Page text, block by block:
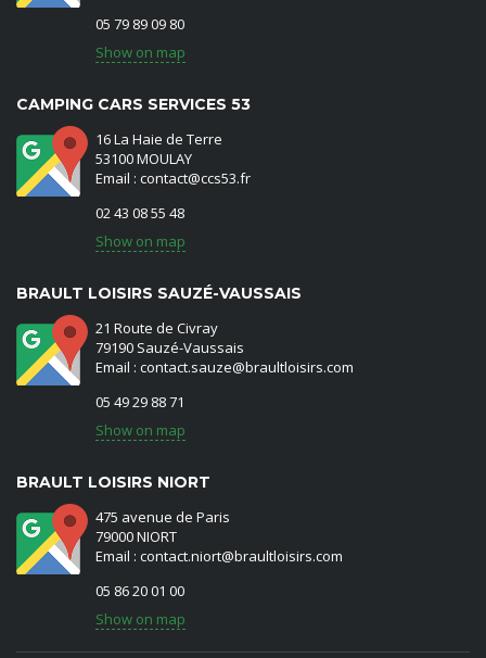
05 79 89 09 80
Show on map
CAMPING CARS SERVICES 53
16 La Haie de Terre
53100 MOULAY
Email : contact@ccs53.fr
02 43 08 55 48
Show on map
BRAULT LOISIRS SAUZÉ-VAUSSAIS
21 Route de Civray
79190 Sauzé-Vaussais
Email : contact.sauze@braultloisirs.com
05 49 29 88 71
Show on map
BRAULT LOISIRS NIORT
475 avenue de Paris
79000 NIORT
Email : contact.niort@braultloisirs.com
05 86 20 01 00
Show on map